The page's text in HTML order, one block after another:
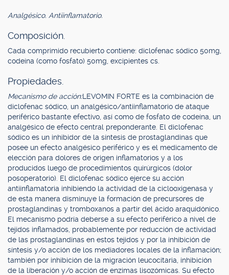
Analgésico. Antiinflamatorio.
Composición.
Cada comprimido recubierto contiene: diclofenac sódico 50mg,
codeína (como fosfato) 50mg, excipientes cs.
Propiedades.
Mecanismo de acción:LEVOMIN FORTE es la combinación de
diclofenac sódico, un analgésico/antiinflamatorio de ataque
periférico bastante efectivo, así como de fosfato de codeína, un
analgésico de efecto central preponderante. El diclofenac
sódico es un inhibidor de la síntesis de prostaglandinas que
posee un efecto analgésico periférico y es el medicamento de
elección para dolores de origen inflamatorios y a los
producidos luego de procedimientos quirúrgicos (dolor
posoperatorio). El diclofenac sódico ejerce su acción
antiinflamatoria inhibiendo la actividad de la ciclooxigenasa y
de esta manera disminuye la formación de precursores de
prostaglandinas y tromboxanos a partir del ácido araquidónico.
El mecanismo podría deberse a su efecto periférico a nivel de
tejidos inflamados, probablemente por reducción de actividad
de las prostaglandinas en estos tejidos y por la inhibición de
síntesis y/o acción de los mediadores locales de la inflamación;
también por inhibición de la migración leucocitaria, inhibición
de la liberación y/o acción de enzimas lisozómicas. Su efecto